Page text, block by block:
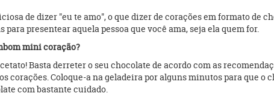
de dizer "eu te amo", o que dizer de corações em formato de
presentear aquela pessoa que você ama, seja ela quem for.
mini coração?
Basta derreter o seu chocolate de acordo com as
corações. Coloque-a na geladeira por alguns minutos para que o
com bastante cuidado.